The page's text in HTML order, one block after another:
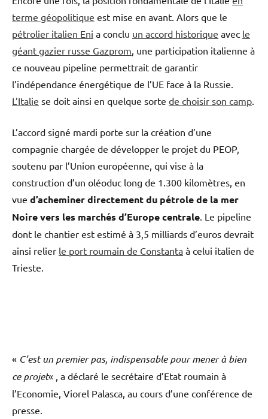
terme géopolitique est mise en avant. Alors que le
pétrolier italien Eni a conclu un accord historique avec le
géant gazier russe Gazprom, une participation italienne à
ce nouveau pipeline permettrait de garantir
l’indépendance énergétique de l’UE face à la Russie.
L’Italie se doit ainsi en quelque sorte de choisir son camp.
L’accord signé mardi porte sur la création d’une
compagnie chargée de développer le projet du PEOP,
soutenu par l’Union européenne, qui vise à la
construction d’un oléoduc long de 1.300 kilomètres, en
vue d’acheminer directement du pétrole de la mer
Noire vers les marchés d’Europe centrale. Le pipeline
dont le chantier est estimé à 3,5 milliards d’euros devrait
ainsi relier le port roumain de Constanta à celui italien de
Trieste.
« C’est un premier pas, indispensable pour mener à bien
ce projet« , a déclaré le secrétaire d’Etat roumain à
l’Economie, Viorel Palasca, au cours d’une conférence de
presse.